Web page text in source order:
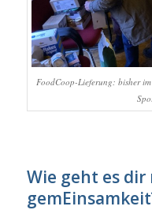
FoodCoop-Lieferung: bisher
Wie geht es